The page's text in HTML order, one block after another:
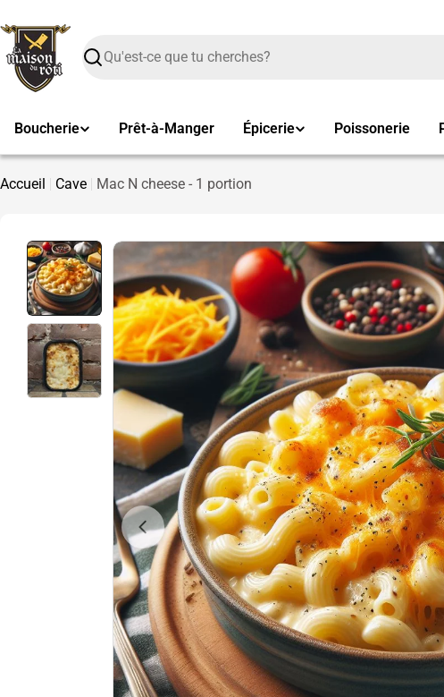
au
contenu
Recherche
Boucherie Prêt-à-Manger Épicerie Poissonerie
Accueil Cave Mac N cheese - 1 portion
Ouvrir le média 0 en mode modal